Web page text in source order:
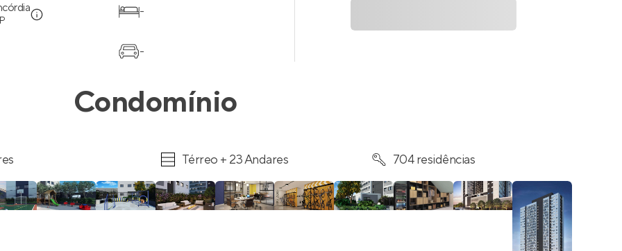
-
-
Condomínio
Térreo + 23 Andares 704 residências